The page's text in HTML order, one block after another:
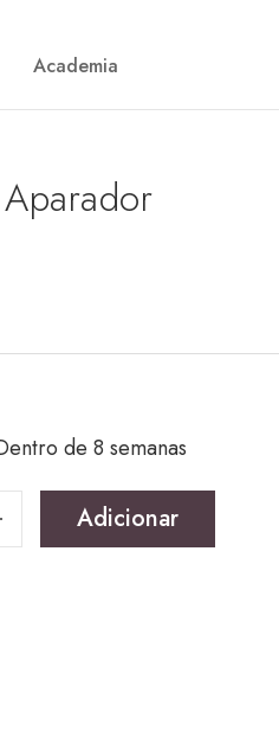
Academia
de 8 semanas
Quantidade De Elegance Aparador Adicionar